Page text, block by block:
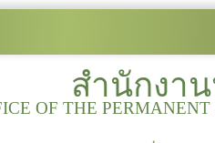
สำนักงา
OF THE